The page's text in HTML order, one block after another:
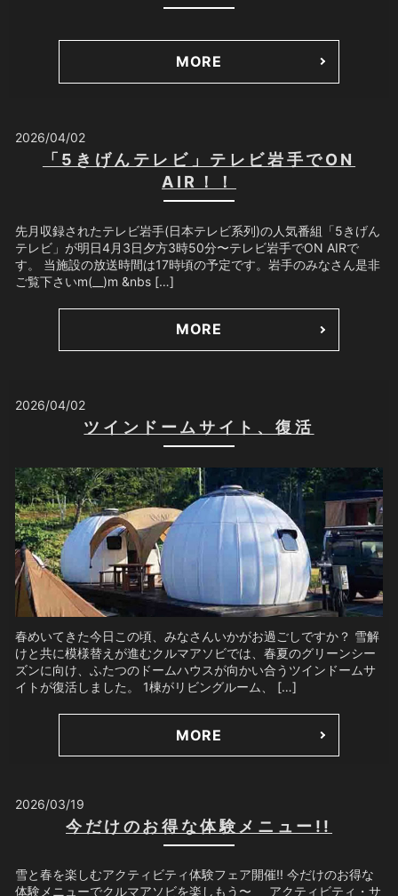
MORE
2026/04/02
「5きげんテレビ」テレビ岩手でON
AIR！！
先月収録されたテレビ岩手(日本テレビ系列)の人気番組「5きげん
テレビ」が明日4月3日夕方3時50分〜テレビ岩手でON AIRで
す。 当施設の放送時間は17時頃の予定です。岩手のみなさん是非
ご覧下さいm(__)m &nbs […]
MORE
2026/04/02
ツインドームサイト、復活
春めいてきた今日この頃、みなさんいかがお過ごしですか？ 雪解
けと共に模様替えが進むクルマアソビでは、春夏のグリーンシー
ズンに向け、ふたつのドームハウスが向かい合うツインドームサ
イトが復活しました。 1棟がリビングルーム、 […]
MORE
2026/03/19
今だけのお得な体験メニュー!!
雪と春を楽しむアクティビティ体験フェア開催!! 今だけのお得な
体験メニューでクルマアソビを楽しもう〜 アクティビティ・サ